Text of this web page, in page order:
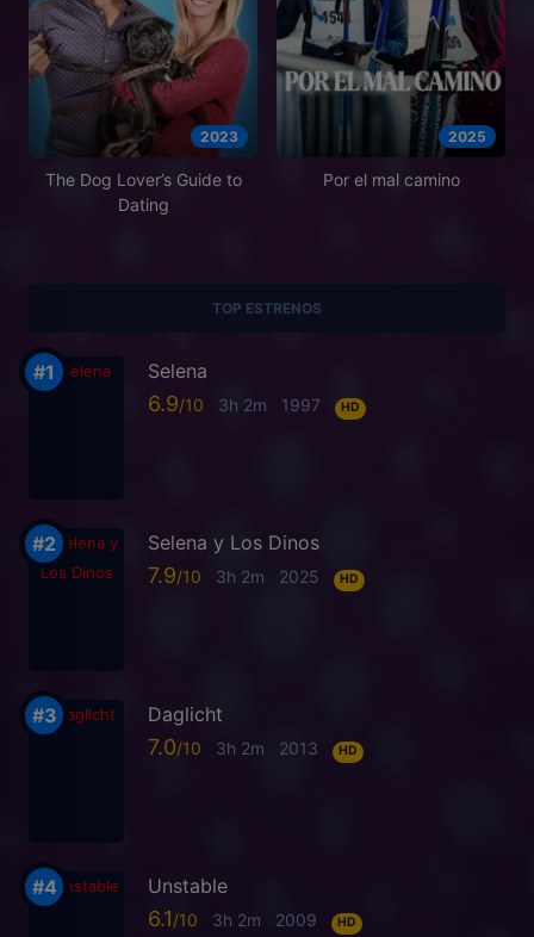
2023
The Dog Lover’s Guide to
Dating
2025
Por el mal camino
TOP ESTRENOS
Selena
6.9 3h 2m 1997 HD
Selena y Los Dinos
7.9 3h 2m 2025 HD
Daglicht
7.0 3h 2m 2013 HD
Unstable
6.1 3h 2m 2009 HD